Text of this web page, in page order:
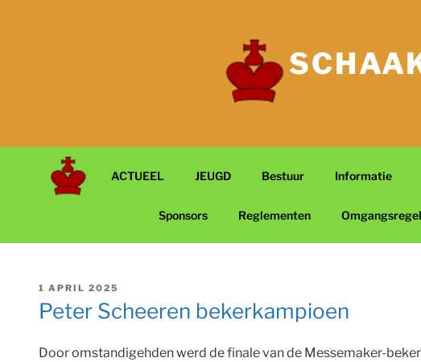
ACTUEEL JEUGD Bestuur Informatie
Sponsors Reglementen
GEPLAATST
OP
1 APRIL 2025
Peter Scheeren bekerkampioen
Door omstandigehden werd de finale van de Messemaker-